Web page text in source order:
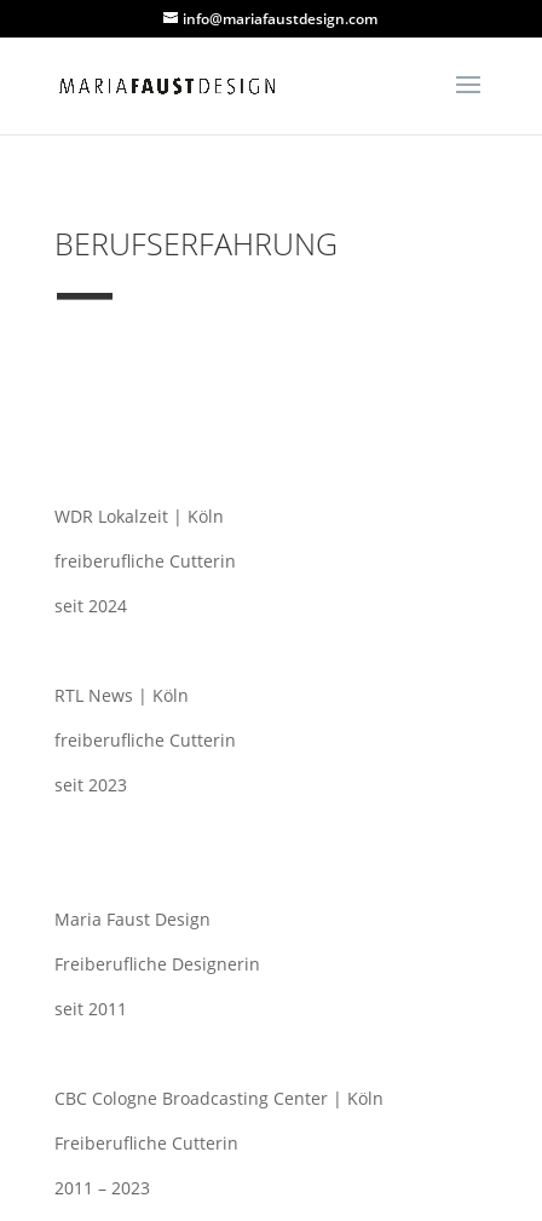
info@mariafaustdesign.com
BERUFSERFAHRUNG
—
WDR Lokalzeit | Köln
freiberufliche Cutterin
seit 2024
RTL News | Köln
freiberufliche Cutterin
seit 2023
Maria Faust Design
Freiberufliche Designerin
seit 2011
CBC Cologne Broadcasting Center | Köln
Freiberufliche Cutterin
2011 – 2023